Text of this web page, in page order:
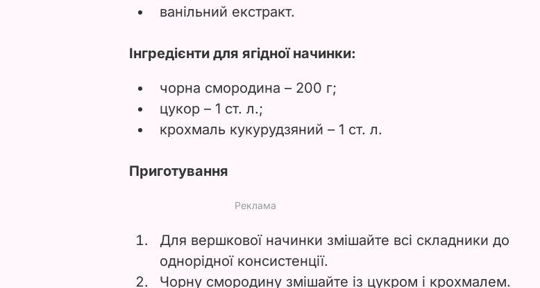
ванільний екстракт.
Інгредієнти для ягідної начинки:
чорна смородина – 200 г;
цукор – 1 ст. л.;
крохмаль кукурудзяний – 1 ст. л.
Приготування
Для вершкової начинки змішайте всі складники до
однорідної консистенції.
Чорну смородину змішайте із цукром і крохмалем.